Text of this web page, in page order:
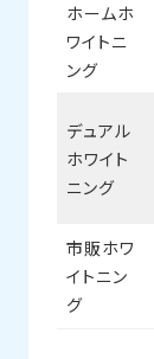
ホームホ
ワイトニ
ング
デュアル
ホワイト
ニング
市販ホワ
イトニン
グ